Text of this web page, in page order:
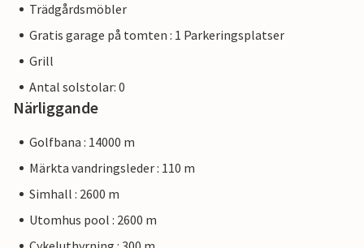
Trädgårdsmöbler
Gratis garage på tomten : 1 Parkeringsplatser
Grill
Antal solstolar: 0
Närliggande
Golfbana : 14000 m
Märkta vandringsleder : 110 m
Simhall : 2600 m
Utomhus pool : 2600 m